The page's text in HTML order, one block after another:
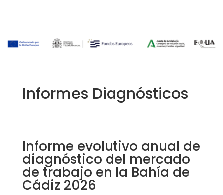
Informes Diagnósticos
Informe evolutivo anual de
diagnóstico del mercado
de trabajo en la Bahía de
Cádiz 2026